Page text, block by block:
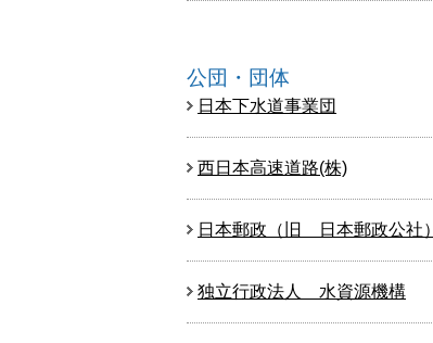
公団・団体
日本下水道事業団
西日本高速道路(株)
日本郵政（旧 日本郵政公社）
独立行政法人 水資源機構